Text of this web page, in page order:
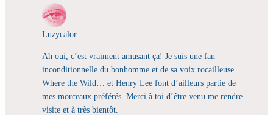
Luzycalor
Ah oui, c’est vraiment amusant ça! Je suis une fan
inconditionnelle du bonhomme et de sa voix rocailleuse.
Where the Wild… et Henry Lee font d’ailleurs partie de
mes morceaux préférés. Merci à toi d’être venu me rendre
visite et à très bientôt.